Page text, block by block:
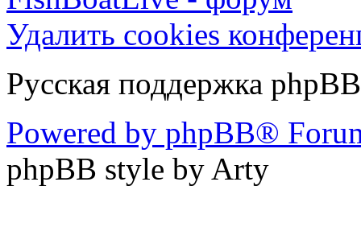
Удалить cookies
Русская поддержка phpBB
Powered by phpBB®
phpBB style by Arty